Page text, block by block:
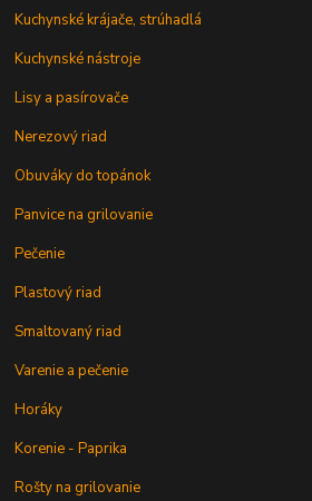
Kuchynské krájače, strúhadlá
Kuchynské nástroje
Lisy a pasírovače
Nerezový riad
Obuváky do topánok
Panvice na grilovanie
Pečenie
Plastový riad
Smaltovaný riad
Varenie a pečenie
Horáky
Korenie - Paprika
Rošty na grilovanie